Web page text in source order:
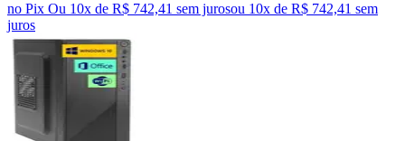
no Pix Ou 10x de R$ 742,41 sem jurosou 10x de R$ 742,41 sem
juros